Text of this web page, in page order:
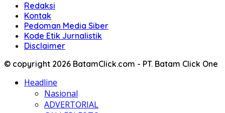
Redaksi
Kontak
Pedoman Media Siber
Kode Etik Jurnalistik
Disclaimer
© copyright 2026 BatamClick.com - PT. Batam Click One
Headline
Nasional
ADVERTORIAL